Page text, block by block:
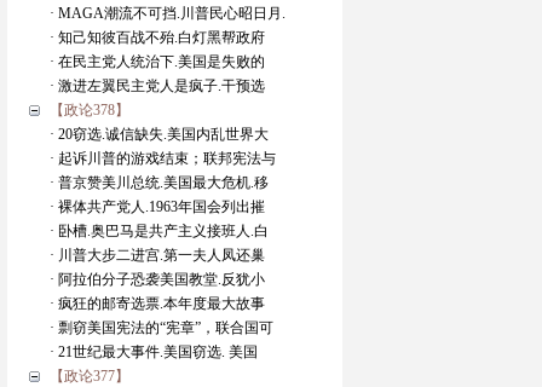
· MAGA潮流不可挡.川普民心昭日月.
· 知己知彼百战不殆.白灯黑帮政府
· 在民主党人统治下.美国是失败的
· 激进左翼民主党人是疯子.干预选
【政论378】
· 20窃选.诚信缺失.美国内乱世界大
· 起诉川普的游戏结束；联邦宪法与
· 普京赞美川总统.美国最大危机.移
· 裸体共产党人.1963年国会列出摧
· 卧槽.奥巴马是共产主义接班人.白
· 川普大步二进宫.第一夫人凤还巢
· 阿拉伯分子恐袭美国教堂.反犹小
· 疯狂的邮寄选票.本年度最大故事
· 剽窃美国宪法的“宪章”，联合国可
· 21世纪最大事件.美国窃选. 美国
【政论377】